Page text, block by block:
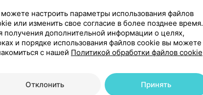
На карте
настроить параметры использования файлов
или изменить свое согласие в более позднее время.
получения дополнительной информации о целях,
и порядке использования файлов cookie вы можете
с нашей Политикой обработки файлов cookie
Отклонить Принять